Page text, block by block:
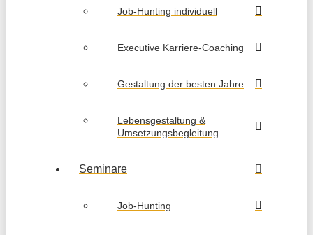
Job-Hunting individuell
Executive Karriere-Coaching
Gestaltung der besten Jahre
Lebensgestaltung &
Umsetzungsbegleitung
Seminare
Job-Hunting